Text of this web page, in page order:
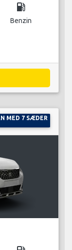
local_gas_station
Benzin
MED 7 SÆDER